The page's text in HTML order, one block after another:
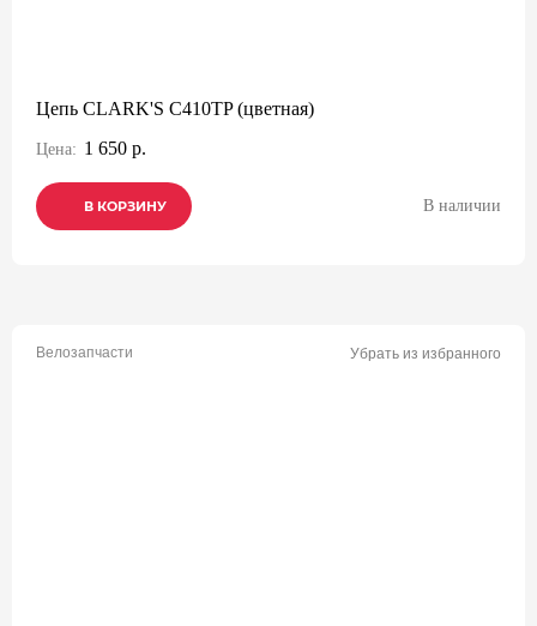
Цепь CLARK'S C410TP (цветная)
Цена: 1 650 р.
В КОРЗИНУ
В КОРЗИНУ
В КОРЗИНУ В наличии
Велозапчасти Убрать из избранного